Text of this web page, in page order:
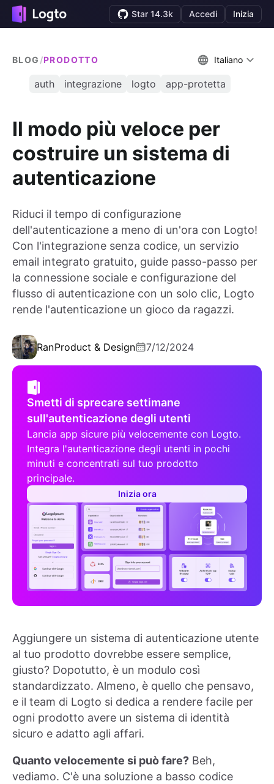
Star 14.3k Accedi Inizia
BLOG /PRODOTTO Italiano
auth integrazione logto app-protetta
Il modo più veloce per
costruire un sistema di
autenticazione
Riduci il tempo di configurazione
dell'autenticazione a meno di un'ora con Logto!
Con l'integrazione senza codice, un servizio
email integrato gratuito, guide passo-passo per
la connessione sociale e configurazione del
flusso di autenticazione con un solo clic, Logto
rende l'autenticazione un gioco da ragazzi.
RanProduct & Design 7/12/2024
Smetti di sprecare settimane
sull'autenticazione degli utenti
Lancia app sicure più velocemente con Logto.
Integra l'autenticazione degli utenti in pochi
minuti e concentrati sul tuo prodotto
principale.
Inizia ora
Aggiungere un sistema di autenticazione utente
al tuo prodotto dovrebbe essere semplice,
giusto? Dopotutto, è un modulo così
standardizzato. Almeno, è quello che pensavo,
e il team di Logto si dedica a rendere facile per
ogni prodotto avere un sistema di identità
sicuro e adatto agli affari.
Quanto velocemente si può fare? Beh,
vediamo. C'è una soluzione a basso codice